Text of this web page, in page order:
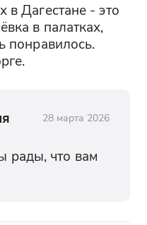
в Дагестане - это
в палатках,
понравилось.
28 марта 2026
рады, что вам